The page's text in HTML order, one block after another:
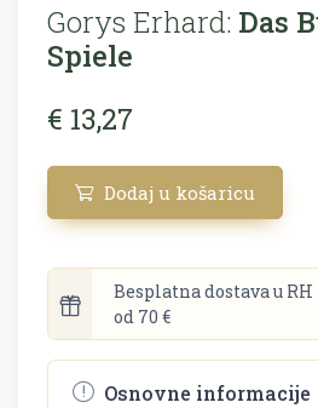
Gorys Erhard: Das
Spiele
€ 13,27
Dodaj u košaricu
Besplatna dostava u RH
od 70 €
Osnovne informacije